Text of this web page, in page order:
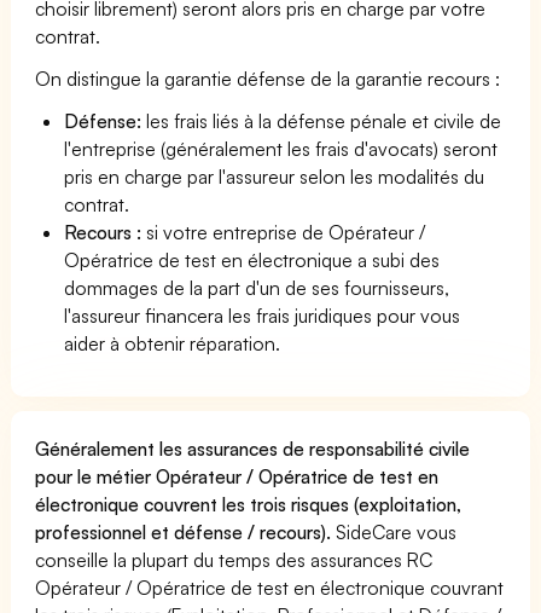
choisir librement) seront alors pris en charge par votre
contrat.
On distingue la garantie défense de la garantie recours :
Défense: les frais liés à la défense pénale et civile de
l'entreprise (généralement les frais d'avocats) seront
pris en charge par l'assureur selon les modalités du
contrat.
Recours : si votre entreprise de Opérateur /
Opératrice de test en électronique a subi des
dommages de la part d'un de ses fournisseurs,
l'assureur financera les frais juridiques pour vous
aider à obtenir réparation.
Généralement les assurances de responsabilité civile
pour le métier Opérateur / Opératrice de test en
électronique couvrent les trois risques (exploitation,
professionnel et défense / recours). SideCare vous
conseille la plupart du temps des assurances RC
Opérateur / Opératrice de test en électronique couvrant